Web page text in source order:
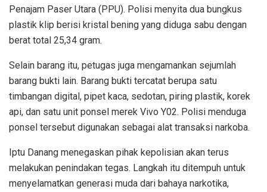
Penajam Paser Utara (PPU). Polisi menyita dua bungkus
plastik klip berisi kristal bening yang diduga sabu dengan
berat total 25,34 gram.
Selain barang itu, petugas juga mengamankan sejumlah
barang bukti lain. Barang bukti tercatat berupa satu
timbangan digital, pipet kaca, sedotan, piring plastik, korek
api, dan satu unit ponsel merek Vivo Y02. Polisi menduga
ponsel tersebut digunakan sebagai alat transaksi narkoba.
Iptu Danang menegaskan pihak kepolisian akan terus
melakukan penindakan tegas. Langkah itu ditempuh untuk
menyelamatkan generasi muda dari bahaya narkotika,